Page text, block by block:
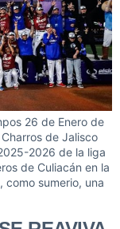
26 de Enero de
de Jalisco
2026 de la liga
de Culiacán en la
como sumerio, una